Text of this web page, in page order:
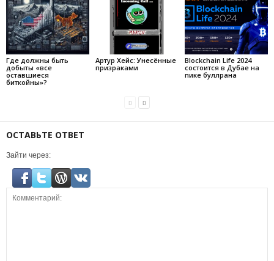
Где должны быть
добыты «все
оставшиеся
биткойны»?
Артур Хейс: Унесённые
призраками
Blockchain Life 2024
состоится в Дубае на
пике буллрана
ОСТАВЬТЕ ОТВЕТ
Зайти через: